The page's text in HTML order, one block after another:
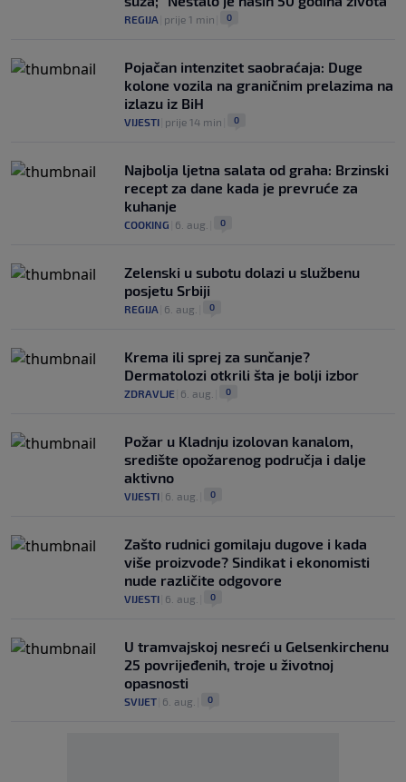
REGIJA prije 1 min 0
Pojačan intenzitet saobraćaja: Duge
kolone vozila na graničnim prelazima na
izlazu iz BiH
VIJESTI prije 14 min 0
Najbolja ljetna salata od graha: Brzinski
recept za dane kada je prevruće za
kuhanje
COOKING 6. aug. 0
Zelenski u subotu dolazi u službenu
posjetu Srbiji
REGIJA 6. aug. 0
Krema ili sprej za sunčanje?
Dermatolozi otkrili šta je bolji izbor
ZDRAVLJE 6. aug. 0
Požar u Kladnju izolovan kanalom,
središte opožarenog područja i dalje
aktivno
VIJESTI 6. aug. 0
Zašto rudnici gomilaju dugove i kada
više proizvode? Sindikat i ekonomisti
nude različite odgovore
VIJESTI 6. aug. 0
U tramvajskoj nesreći u Gelsenkirchenu
25 povrijeđenih, troje u životnoj
opasnosti
SVIJET 6. aug. 0